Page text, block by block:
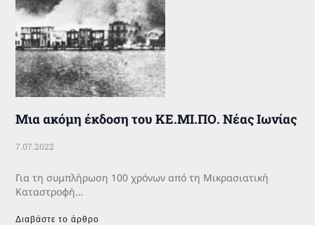
Μια ακόμη έκδοση του ΚΕ.ΜΙ.ΠΟ. Νέας Ιωνίας
7.07.2022
Για τη συμπλήρωση 100 χρόνων από τη Μικρασιατική
Καταστροφή…
Διαβάστε το άρθρο